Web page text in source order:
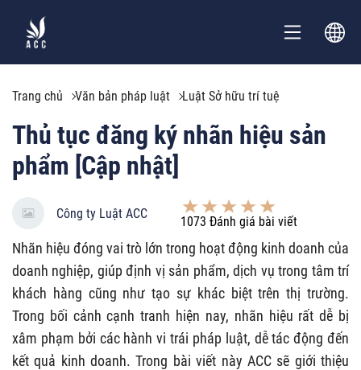
Trang chủ Văn bản pháp luật Luật Sở hữu trí tuệ
Thủ tục đăng ký nhãn hiệu sản
phẩm [Cập nhật]
Công ty Luật ACC
1073 Đánh giá bài viết
Nhãn hiệu đóng vai trò lớn trong hoạt động kinh doanh của
doanh nghiệp, giúp định vị sản phẩm, dịch vụ trong tâm trí
khách hàng cũng như tạo sự khác biệt trên thị trường.
Trong bối cảnh cạnh tranh hiện nay, nhãn hiệu rất dễ bị
xâm phạm bởi các hành vi trái pháp luật, dễ tác động đến
kết quả kinh doanh. Trong bài viết này ACC sẽ giới thiệu